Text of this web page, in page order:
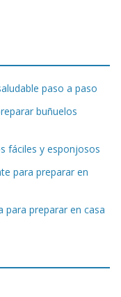
paso a paso
buñuelos
fáciles y esponjosos
para preparar en
para preparar en casa